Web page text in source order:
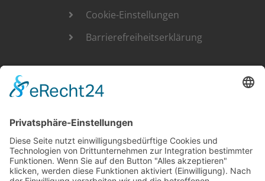
Cookie-Einstellungen
Barrierefreiheitserklärung
Suche
Suche
nach: